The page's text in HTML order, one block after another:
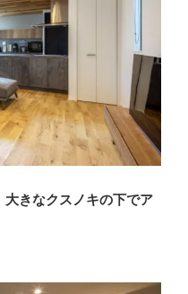
大きなクスノキの下でア